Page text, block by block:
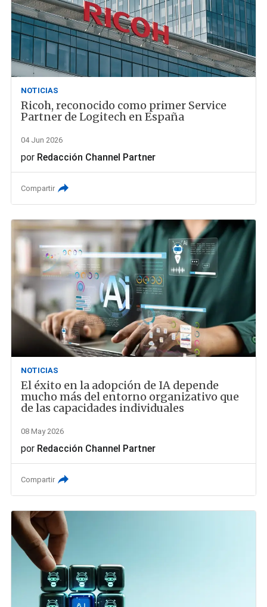
NOTICIAS
Ricoh, reconocido como primer Service
Partner de Logitech en España
04 Jun 2026
por Redacción Channel Partner
Compartir
NOTICIAS
El éxito en la adopción de IA depende
mucho más del entorno organizativo que
de las capacidades individuales
08 May 2026
por Redacción Channel Partner
Compartir